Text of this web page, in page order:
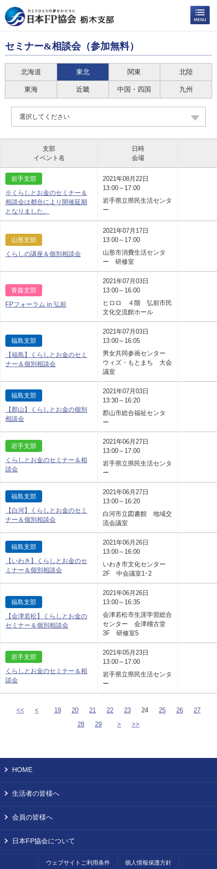
セミナー&相談会（参加無料）
北海道 東北 関東 北陸
東海 近畿 中国・四国 九州
選択してください
支部
イベント名
日時
会場
岩手支部
※くらしとお金のセミナー＆
相談会は都合により開催延期
となりました。
2021年08月22日
13:00～17:00
岩手県立県民生活センタ
ー
山形支部
くらしの講座＆個別相談会
2021年07月17日
13:00～17:00
山形市消費生活センタ
ー 研修室
青森支部
FPフォーラム in 弘前
2021年07月03日
13:00～16:00
ヒロロ ４階 弘前市民
文化交流館ホール
福島支部
【福島】くらしとお金のセミ
ナー＆個別相談会
2021年07月03日
13:00～16:05
男女共同参画センター
ウィズ・もとまち 大会
議室
福島支部
【郡山】くらしとお金の個別
相談会
2021年07月03日
13:30～16:20
郡山市総合福祉センタ
ー
岩手支部
くらしとお金のセミナー＆相
談会
2021年06月27日
13:00～17:00
岩手県立県民生活センタ
ー
福島支部
【白河】くらしとお金のセミ
ナー＆個別相談会
2021年06月27日
13:00～16:20
白河市立図書館 地域交
流会議室
福島支部
【いわき】くらしとお金のセ
ミナー＆個別相談会
2021年06月26日
13:00～16:00
いわき市文化センター
2F 中会議室1･2
福島支部
【会津若松】くらしとお金の
セミナー＆個別相談会
2021年06月26日
13:00～16:35
会津若松市生涯学習総合
センター 会津稽古堂
3F 研修室5
岩手支部
くらしとお金のセミナー＆相
談会
2021年05月23日
13:00～17:00
岩手県立県民生活センタ
ー
<< < 19 20 21 22 23 24 25 26
27
28
29 > >>
HOME
生活者の皆様へ
会員の皆様へ
日本FP協会について
ウェブサイトご利用条件 個人情報保護方針